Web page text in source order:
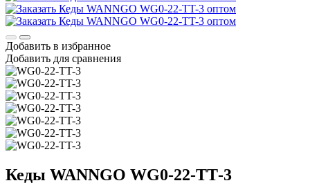
Добавить в избранное
Добавить для сравнения
Кеды WANNGO WG0‑22‑TT‑3